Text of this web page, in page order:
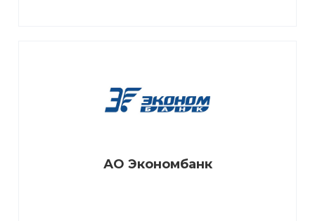
АО Экономбанк